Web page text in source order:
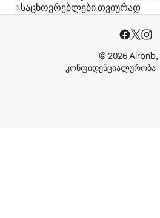
საცხოვრებლები თვიურად
© 2026 Airbnb,
კონფიდენციალურობა